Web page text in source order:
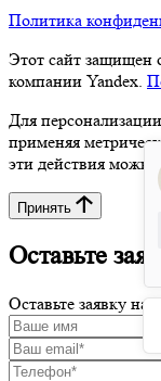
Политика
Этот сайт защищен
компании Yandex.
Для
применяя
эти действия можно
Принять
Оставьте
Оставьте заявку на